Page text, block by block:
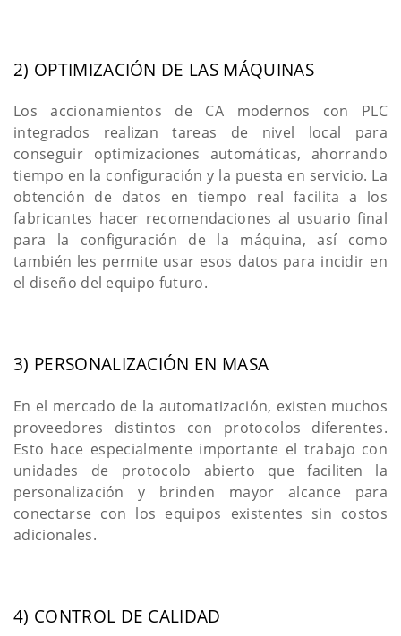
2) OPTIMIZACIÓN DE LAS MÁQUINAS
Los accionamientos de CA modernos con PLC
integrados realizan tareas de nivel local para
conseguir optimizaciones automáticas, ahorrando
tiempo en la configuración y la puesta en servicio. La
obtención de datos en tiempo real facilita a los
fabricantes hacer recomendaciones al usuario final
para la configuración de la máquina, así como
también les permite usar esos datos para incidir en
el diseño del equipo futuro.
3) PERSONALIZACIÓN EN MASA
En el mercado de la automatización, existen muchos
proveedores distintos con protocolos diferentes.
Esto hace especialmente importante el trabajo con
unidades de protocolo abierto que faciliten la
personalización y brinden mayor alcance para
conectarse con los equipos existentes sin costos
adicionales.
4) CONTROL DE CALIDAD